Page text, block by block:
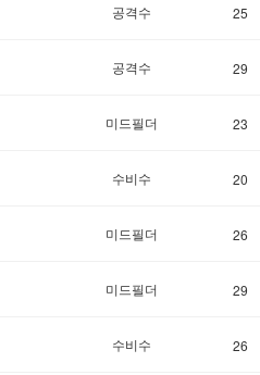
공격수 25
공격수 29
미드필더 23
수비수 20
미드필더 26
미드필더 29
수비수 26